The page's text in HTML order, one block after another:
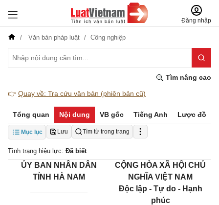
Đăng nhập
Văn bản pháp luật Công nghiệp
Tìm nâng cao
👉 Quay về: Tra cứu văn bản (phiên bản cũ)
Tổng quan Nội dung VB gốc Tiếng Anh Lược đồ
Mục lục Lưu Tìm từ trong trang
Tình trạng hiệu lực: Đã biết
ỦY BAN NHÂN DÂN
TỈNH HÀ NAM
CỘNG HÒA XÃ HỘI CHỦ
NGHĨA VIỆT NAM
Độc lập - Tự do - Hạnh
phúc